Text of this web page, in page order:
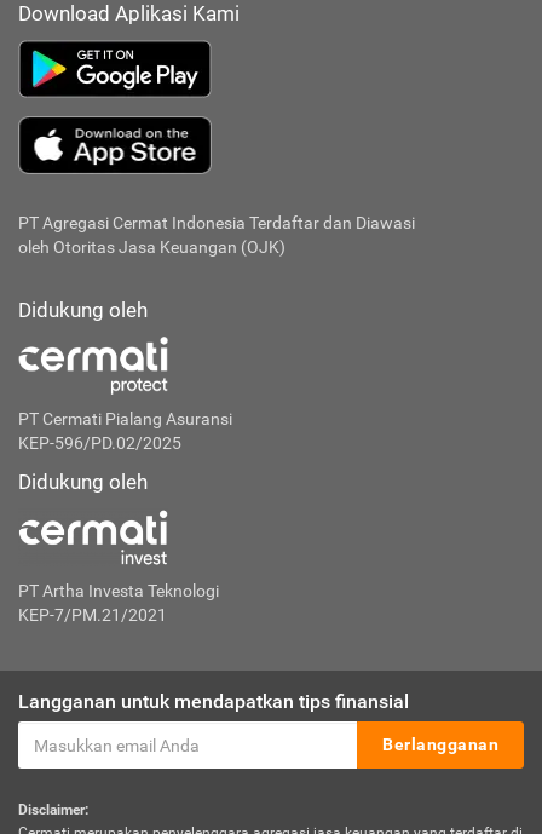
Download Aplikasi Kami
PT Agregasi Cermat Indonesia Terdaftar dan Diawasi
oleh Otoritas Jasa Keuangan (OJK)
Didukung oleh
PT Cermati Pialang Asuransi
KEP-596/PD.02/2025
Didukung oleh
PT Artha Investa Teknologi
KEP-7/PM.21/2021
Langganan untuk mendapatkan tips finansial
Berlangganan
Disclaimer: